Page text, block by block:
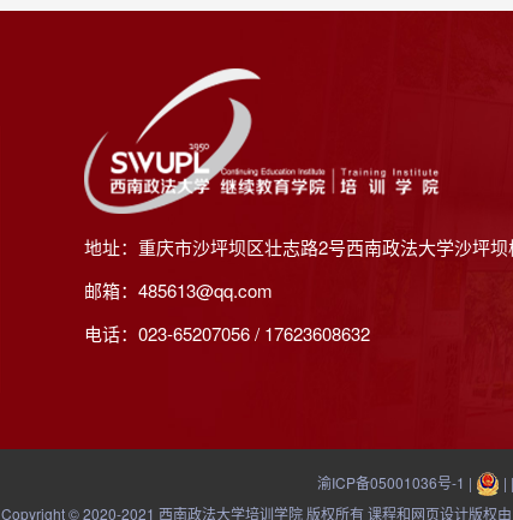
地址：重庆市沙坪坝区壮志路2号西南政法大学沙坪
邮箱：485613@qq.com
电话：023-65207056 / 17623608632
渝ICP备05001036号-1 |
|
Copyright © 2020-2021 西南政法大学培训学院 版权所有 课程和网页设计版权